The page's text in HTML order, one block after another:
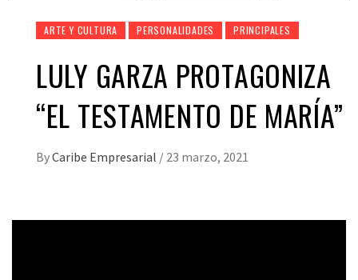
ARTE Y CULTURA PERSONALIDADES PRINCIPALES
LULY GARZA PROTAGONIZA
“EL TESTAMENTO DE MARÍA”
ByCaribe Empresarial / 23 marzo, 2021